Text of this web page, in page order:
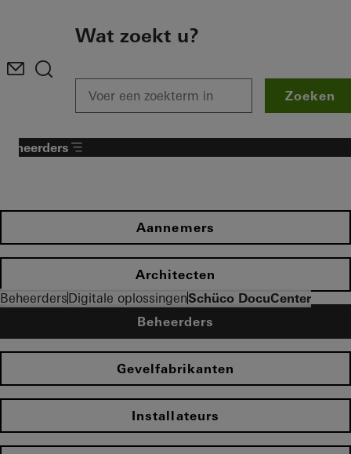
Wat zoekt u?
Zoeken
BeheerdersDigitale oplossingenSchüco DocuCenter
Beheerders
Aannemers
Architecten
Beheerders
Gevelfabrikanten
Installateurs